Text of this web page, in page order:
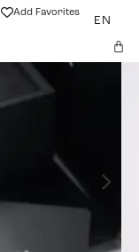
Add Favorites
EN